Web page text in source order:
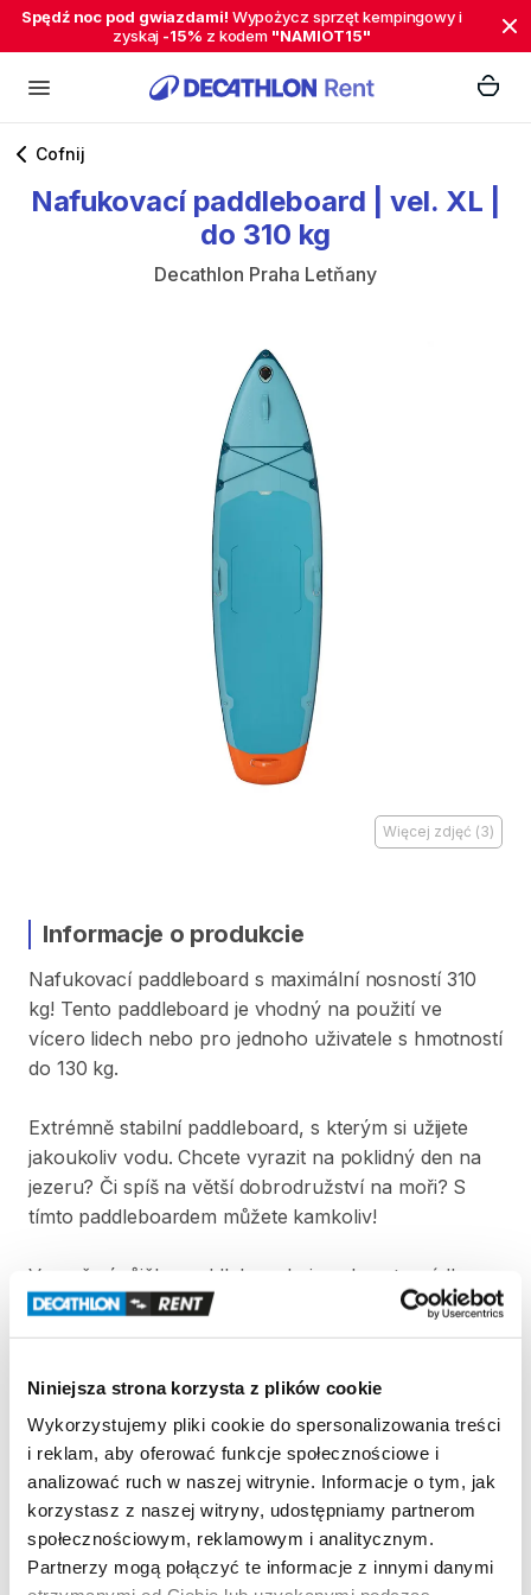
Niniejsza strona korzysta z plików cookie
Wykorzystujemy pliki cookie do spersonalizowania treści
i reklam, aby oferować funkcje społecznościowe i
analizować ruch w naszej witrynie. Informacje o tym, jak
korzystasz z naszej witryny, udostępniamy partnerom
społecznościowym, reklamowym i analitycznym.
Partnerzy mogą połączyć te informacje z innymi danymi
Spędź noc pod gwiazdami! Wypożycz sprzęt kempingowy i
zyskaj -15% z kodem "NAMIOT15"
Cofnij
Nafukovací paddleboard vel. XL
do 310 kg
Decathlon Praha Letňany
Więcej zdjęć (3)
Informacje o produkcie
Nafukovací paddleboard s maximální nosností 310
kg! Tento paddleboard je vhodný na použití ve
vícero lidech nebo pro jednoho uživatele s hmotností
do 130 kg.
Extrémně stabilní paddleboard​​​​,​ s kterým si užijete
jakoukoliv vodu. Chcete vyrazit na poklidný den na
jezeru? Či spíš na větší dobrodružství na moři? S
tímto paddleboardem můžete kamkoliv!
V ceně výpůjčky paddleboardu je zahrnuto
pádlo
určené pro paddleboard​​​​ pro dítě nebo
dospělého a ruční pumpa. Pádlo a pumpa nejsou
Strona produktu w sklepie
Zasady wypożyczenia
REGULAMIN